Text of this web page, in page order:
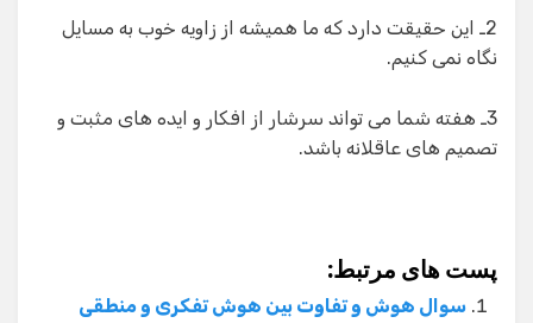
2ـ این حقیقت دارد که ما همیشه از زاویه خوب به مسایل
نگاه نمی کنیم.
3ـ هفته شما می تواند سرشار از افکار و ایده های مثبت و
تصمیم های عاقلانه باشد.
پست های مرتبط:
سوال هوش و تفاوت بین هوش تفکری و منطقی